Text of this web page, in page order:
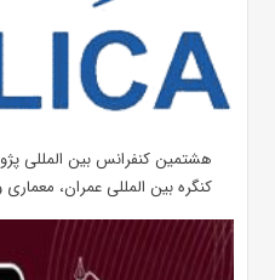
هشتمین کنفرانس بین المللی
کنگره بین المللی عمران،